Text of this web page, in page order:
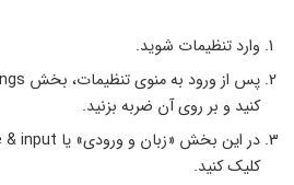
وارد تنظیمات شوید.
کنید و بر روی آن ضربه بزنید.
کلیک کنید.